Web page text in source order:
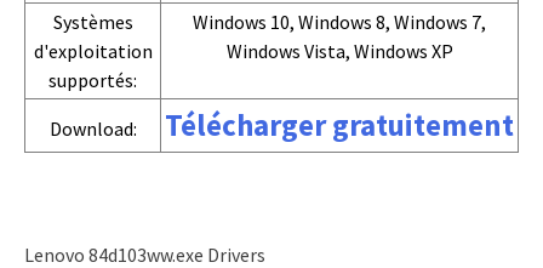
Systèmes
d'exploitation
supportés:
Windows 10, Windows 8, Windows 7,
Windows Vista, Windows XP
Download: Télécharger gratuitement
Lenovo 84d103ww.exe Drivers